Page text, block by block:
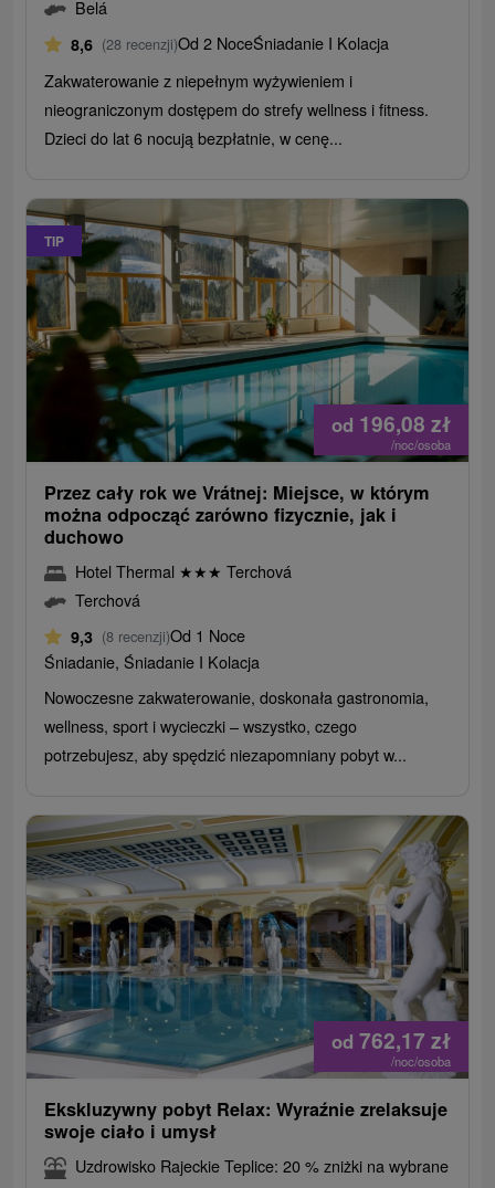
Belá
8,6 (28 recenzji)Od 2 NoceŚniadanie I Kolacja
Zakwaterowanie z niepełnym wyżywieniem i
nieograniczonym dostępem do strefy wellness i fitness.
Dzieci do lat 6 nocują bezpłatnie, w cenę...
TIP
od 196,08 zł
/noc/osoba
Przez cały rok we Vrátnej: Miejsce, w którym
można odpocząć zarówno fizycznie, jak i
duchowo
Hotel Thermal ★★★ Terchová
Terchová
9,3 (8 recenzji)Od 1 Noce
Śniadanie, Śniadanie I Kolacja
Nowoczesne zakwaterowanie, doskonała gastronomia,
wellness, sport i wycieczki – wszystko, czego
potrzebujesz, aby spędzić niezapomniany pobyt w...
od 762,17 zł
/noc/osoba
Ekskluzywny pobyt Relax: Wyraźnie zrelaksuje
swoje ciało i umysł
Uzdrowisko Rajeckie Teplice: 20 % zniżki na wybrane